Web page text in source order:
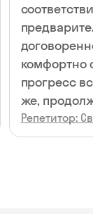
комфортно
прогресс
же,
Репетитор: